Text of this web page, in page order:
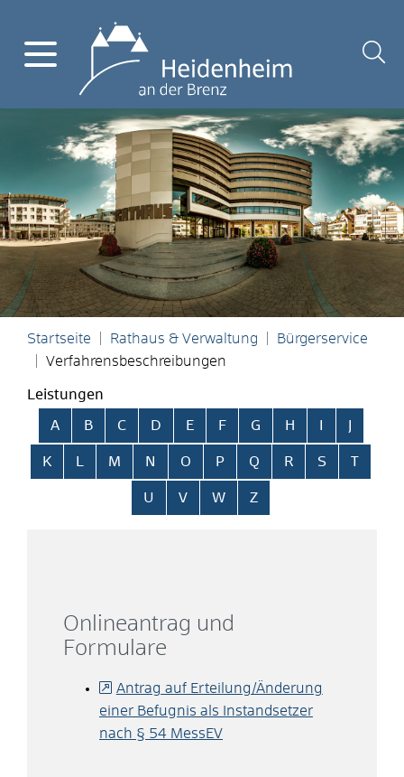
Startseite Rathaus & Verwaltung
Bürgerservice
Verfahrensbeschreibungen
Leistungen
Alphabetisches Register überspringen
A B C D E F G H
K L M N O P Q R S T
U V W Z
Onlineantrag und
Formulare
Antrag auf Erteilung/Änderung
einer Befugnis als Instandsetzer
nach § 54 MessEV